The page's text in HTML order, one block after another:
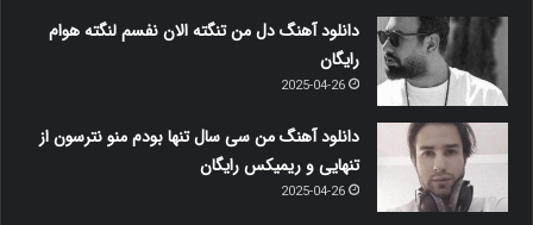
دانلود آهنگ دل من تنگته الان نفسم لنگته هوام
رایگان
2025-04-26
دانلود آهنگ من سی سال تنها بودم منو نترسون از
تنهایی و ریمیکس رایگان
2025-04-26